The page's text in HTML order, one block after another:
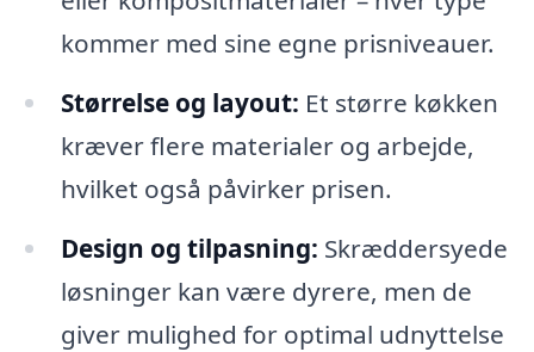
kommer med sine egne prisniveauer.
Størrelse og layout: Et større køkken
kræver flere materialer og arbejde,
hvilket også påvirker prisen.
Design og tilpasning: Skræddersyede
løsninger kan være dyrere, men de
giver mulighed for optimal udnyttelse